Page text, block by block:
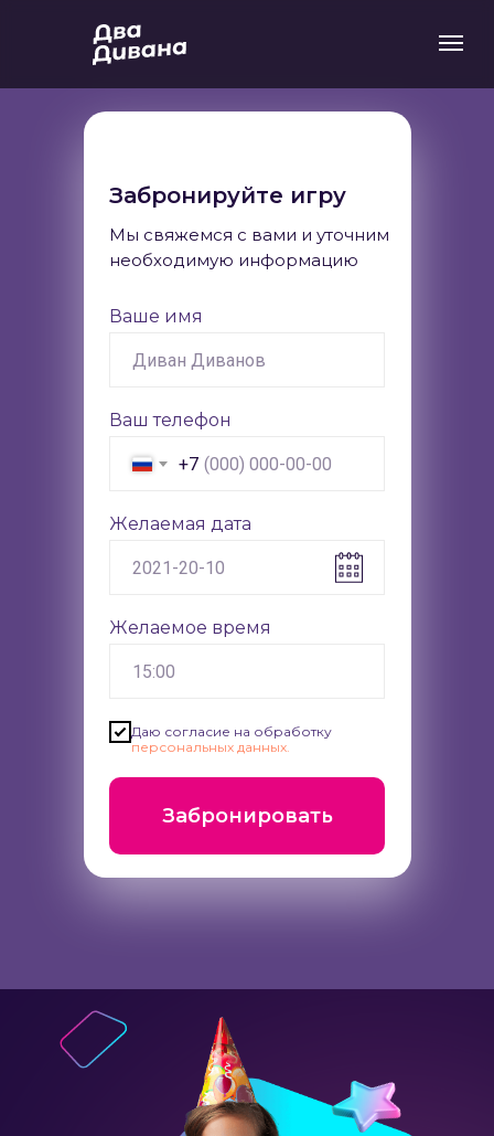
Ваше имя
Ваш телефон
+7
Желаемая дата
Желаемое время
Даю согласие на обработку
персональных данных.
Забронировать
Забронируйте игру
Мы свяжемся с вами и уточним
необходимую информацию